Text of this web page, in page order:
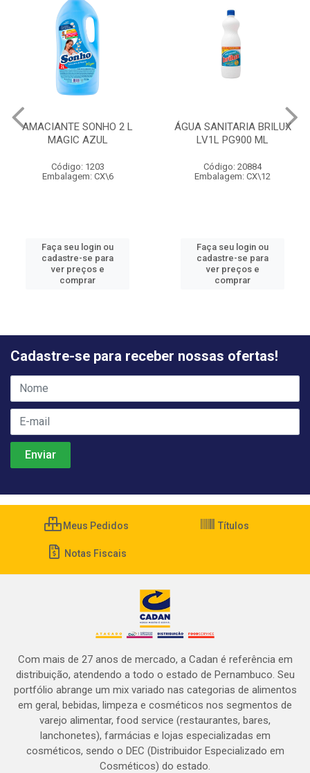
AMACIANTE SONHO 2 L
MAGIC AZUL
Código: 1203
Embalagem: CX\6
Faça seu login ou
cadastre-se para
ver preços e
comprar
ÁGUA SANITARIA BRILUX
LV1L PG900 ML
Código: 20884
Embalagem: CX\12
Faça seu login ou
cadastre-se para
ver preços e
comprar
Cadastre-se para receber nossas ofertas!
Meus Pedidos Títulos
Notas Fiscais
Com mais de 27 anos de mercado, a Cadan é referência em
distribuição, atendendo a todo o estado de Pernambuco. Seu
portfólio abrange um mix variado nas categorias de alimentos
em geral, bebidas, limpeza e cosméticos nos segmentos de
varejo alimentar, food service (restaurantes, bares,
lanchonetes), farmácias e lojas especializadas em
cosméticos, sendo o DEC (Distribuidor Especializado em
Cosméticos) do estado.